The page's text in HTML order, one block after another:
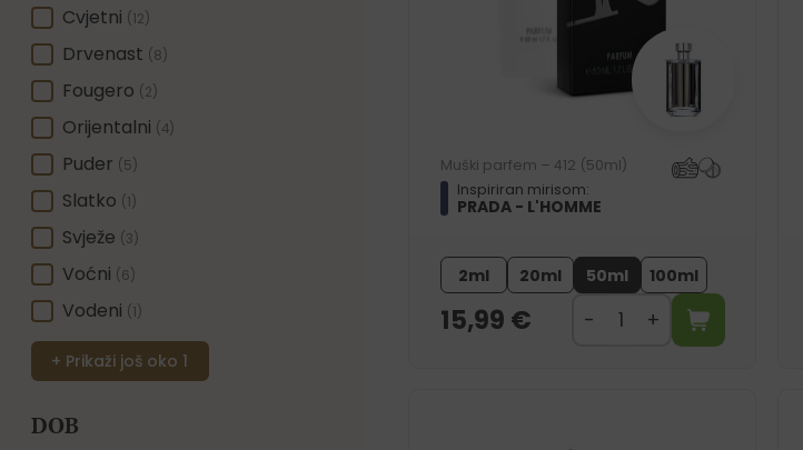
Cvjetni (12)
Drvenast (8)
Fougero (2)
Orijentalni (4)
Puder (5)
Slatko (1)
Svježe (3)
Voćni (6)
Vodeni (1)
+ Prikaži još oko 1
DOB
Muški parfem – 412 (50ml)
Inspiriran mirisom:
PRADA - L'HOMME
2ml 20ml 50ml 100ml
15,99 €